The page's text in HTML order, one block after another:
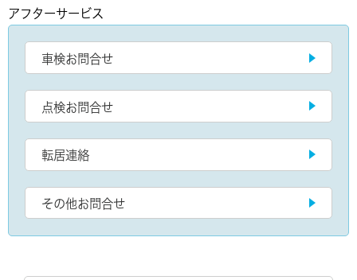
アフターサービス
車検お問合せ
点検お問合せ
転居連絡
その他お問合せ